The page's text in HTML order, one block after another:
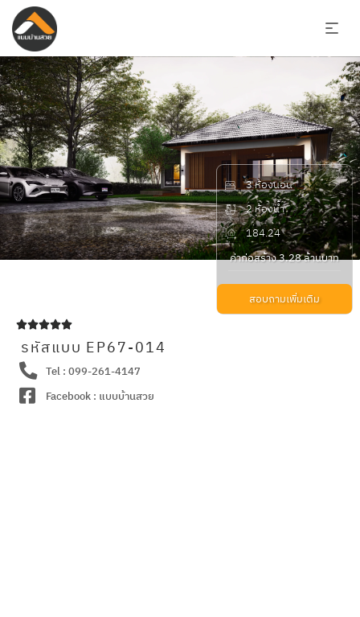
3 ห้องนอน
2 ห้องน้ำ
184.24
ค่าก่อสร้าง 3.28 ล้านบาท
สอบถามเพิ่มเติม

รหัสแบบ EP67-014
Tel : 099-261-4147
Facebook : แบบบ้านสวย